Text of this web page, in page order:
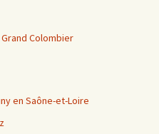
Colombier
en Saône-et-Loire